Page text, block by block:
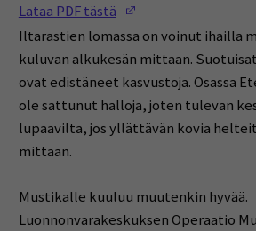
Lataa PDF tästä
Iltarastien lomassa on voinut ihailla
kuluvan alkukesän mittaan.
ovat edistäneet kasvustoja. Osassa
ole sattunut halloja, joten tulevan
lupaavilta, jos yllättävän kovia
mittaan.
Mustikalle kuuluu muutenkin hyvää.
Luonnonvarakeskuksen Operaatio